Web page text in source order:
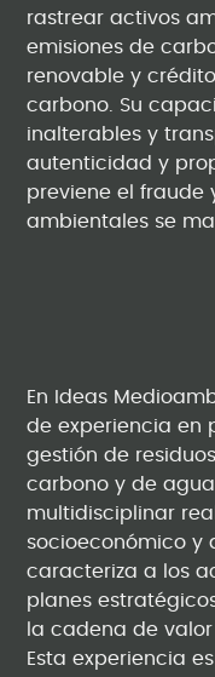
rastrear activos
emisiones de
renovable y
carbono. Su
inalterables y
autenticidad y
previene el fraude
ambientales se
En Ideas
de experiencia en
gestión de
carbono y de
multidisciplinar
socioeconómico y
caracteriza a los
planes
la cadena de
Esta experiencia